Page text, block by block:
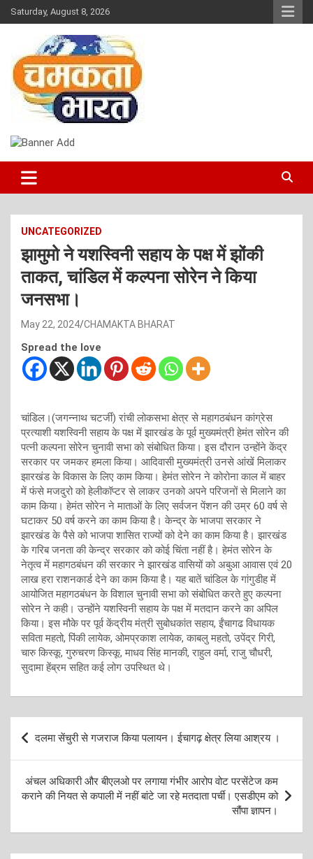
Skip
to
Saturday, August 8, 2026
CHAMAKTA BHARAT
UNCATEGORIZED
झामुमो ने यशस्विनी सहाय के पक्ष में झोंकी
ताकत, चांडिल में कल्पना सोरेन ने किया
जनसभा।
May 22, 2024 CHAMAKTA BHARAT
Spread the love
चांडिल।(जगन्नाथ चटर्जी) रांची लोकसभा क्षेत्र से महागठबंधन कांग्रेस
प्रत्याशी यशस्विनी सहाय के पक्ष में झारखंड के पूर्व मुख्यमंत्री हेमंत सोरेन की
पत्नी कल्पना सोरेन चुनावी सभा को संबोधित किया। इस दौरान उन्होंने केंद्र
सरकार पर जमकर हमला किया। आदिवासी मुख्यमंत्री उनसे आंखें मिलाकर
झारखंड के विकास के लिए काम किया। हेमंत सोरेन ने कोरोना काल में बाहर
में फंसे मजदुरो को हेलीकॉप्टर से लाकर उनको अपने परिजनों से मिलाने का
काम किया। हेमंत सोरेन ने माताओं के लिए सर्वजन पेंशन की उम्र 60 वर्ष से
घटाकर 50 वर्ष करने का काम किया है। केन्द्र के भाजपा सरकार ने
झारखंड के पैसे को भाजपा शासित राज्यों को देने का काम किया है। झारखंड
के गरिब जनता की केन्द्र सरकार को कोई चिंता नहीं है। हेमंत सोरेन के
नेतृत्व में महागठबंधन की सरकार ने झारखंड वासियों को अबुआ आवास एवं 20
लाख हरा राशनकार्ड देने का काम किया है। यह बातें चांडिल के गांगुडीह में
आयोजित महागठबंधन के विशाल चुनावी सभा को संबोधित करते हुए कल्पना
सोरेन ने कही। उन्होंने यशस्विनी सहाय के पक्ष में मतदान करने का अपिल
किया। इस मौके पर पूर्व केंद्रीय मंत्री सुबोधकांत सहाय, ईंचागढ विधायक
सविता महतो, पिंकी लायेक, ओमप्रकाश लायेक, काबलु महतो, उपेंद्र गिरी,
चारु किस्कू, गुरुचरण किस्कू, माधव सिंह मानकी, राहुल वर्मा, राजु चौधरी,
सुदामा हेंब्रम सहित कई लोग उपस्थित थे।
Post
navigation
दलमा सेंचुरी से गजराज किया पलायन। ईचागढ़ क्षेत्र लिया आश्रय ।
अंचल अधिकारी और बीएलओ पर लगाया गंभीर आरोप वोट परसेंटेज कम
कराने की नियत से कपाली में नहीं बांटे जा रहे मतदाता पर्ची। एसडीएम को
सौंपा ज्ञापन।